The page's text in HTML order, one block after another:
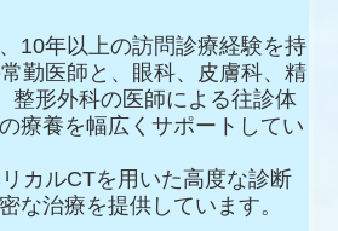
10年以上の訪問診療経験を持
勤医師と、眼科、皮膚科、精
整形外科の医師による往診体
療養を幅広くサポートしてい
カルCTを用いた高度な診断
な治療を提供しています。